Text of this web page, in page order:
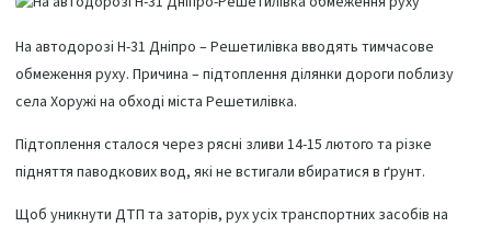
На автодорозі Н-31 Дніпро – Решетилівка вводять тимчасове
обмеження руху. Причина – підтоплення ділянки дороги поблизу
села Хоружі на обході міста Решетилівка.
Підтоплення сталося через рясні зливи 14-15 лютого та різке
підняття паводкових вод, які не встигали вбиратися в ґрунт.
Щоб уникнути ДТП та заторів, рух усіх транспортних засобів на